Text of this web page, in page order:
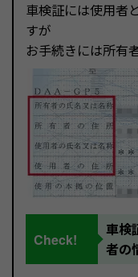
車検証には使用者
すが
お手続きには所有
Check!
車検
者の